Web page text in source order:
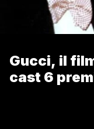
Gucci, il
cast 6